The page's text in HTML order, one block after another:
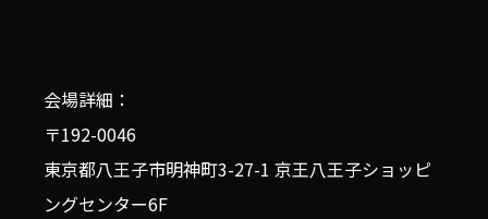
会場詳細：
〒192-0046
東京都八王子市明神町3-27-1 京王八王子ショッピ
ングセンター6F